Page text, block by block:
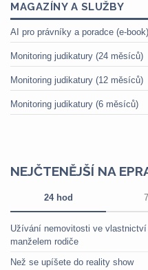
MAGAZÍNY A SLUŽBY
AI pro právníky a poradce (e-book)
Monitoring judikatury (24 měsíců)
Monitoring judikatury (12 měsíců)
Monitoring judikatury (6 měsíců)
NEJČTENĚJŠÍ NA
24 hod
Užívání nemovitosti ve
manželem rodiče
Než se upíšete do reality show